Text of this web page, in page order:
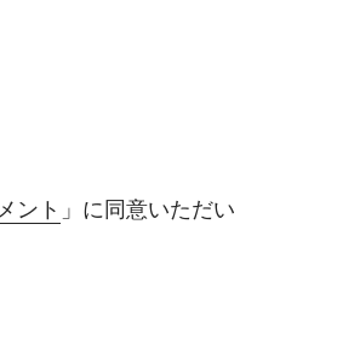
ント 」に同意いただい